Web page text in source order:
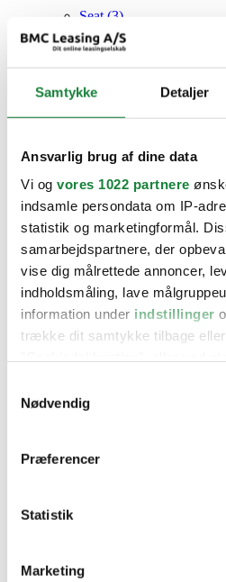
Samtykke Detaljer
Ansvarlig brug af dine data
Vi og vores 1022 partnere
indsamle persondata om IP-
statistik og marketingformål.
samarbejdspartnere, der
vise dig målrettede annoncer,
indholdsmåling, lave
information under indstillinger
trække dit samtykke tilbage
Hvis du tillader det, vil vi også
Identificere din enhed
Dine valg anvendes på hele
Nødvendig
Præferencer
Statistik
Marketing
Seat (3)
Skoda (1
Suzuki
Tesla
Toyota (1)
Audi
BMW
Citroën
Cupra
Dacia
Fiat
Ford
Hyundai
Mercedes
MG
Peugeot
Suzuki
Øvrige informationer